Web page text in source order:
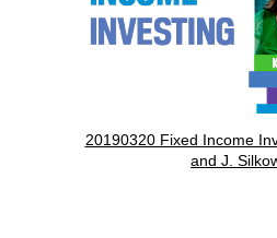
20190320 Fixed Income
and J.